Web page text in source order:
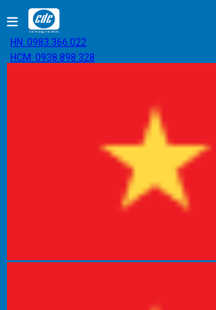
HN: 0983.366.022
HCM: 0938.898.328